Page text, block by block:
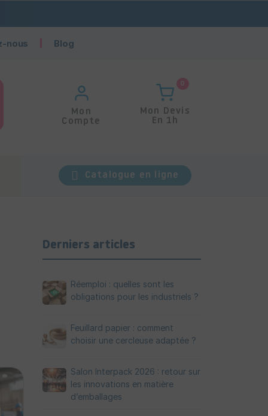
nous Blog
Mon
Compte
0
Mon Devis
En 1h
Catalogue en ligne
Derniers articles
Réemploi : quelles sont les
obligations pour les industriels ?
Feuillard papier : comment
choisir une cercleuse adaptée ?
Salon Interpack 2026 : retour sur
les innovations en matière
d’emballages